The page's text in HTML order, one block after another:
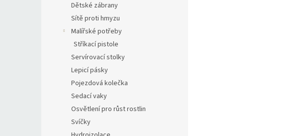
Dětské zábrany
Sítě proti hmyzu
Malířské potřeby
Stříkací pistole
Servírovací stolky
Lepicí pásky
Pojezdová kolečka
Sedací vaky
Osvětlení pro růst rostlin
Svíčky